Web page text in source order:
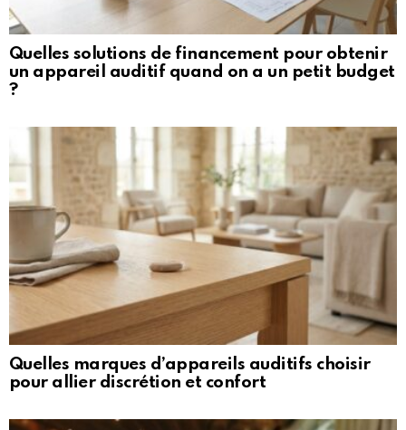
Quelles solutions de financement pour obtenir
un appareil auditif quand on a un petit budget
?
Quelles marques d’appareils auditifs choisir
pour allier discrétion et confort